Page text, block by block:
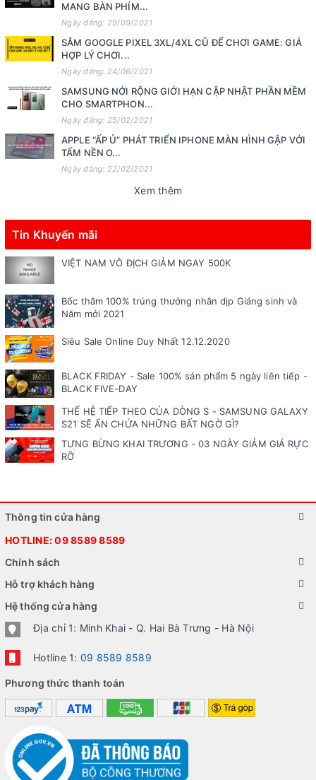
MANG BÀN PHÍM...
Ngày đăng: 29/09/2021
SẮM GOOGLE PIXEL 3XL/4XL CŨ ĐỂ CHƠI GAME: GIÁ
HỢP LÝ CHƠI...
Ngày đăng: 24/06/2021
SAMSUNG NỚI RỘNG GIỚI HẠN CẬP NHẬT PHẦN MỀM
CHO SMARTPHON...
Ngày đăng: 25/02/2021
APPLE “ẤP Ủ” PHÁT TRIỂN IPHONE MÀN HÌNH GẬP VỚI
TẤM NỀN O...
Ngày đăng: 22/02/2021
Xem thêm
Tin Khuyến mãi
VIỆT NAM VÔ ĐỊCH GIẢM NGAY 500K
Bốc thăm 100% trúng thưởng nhân dịp Giáng sinh và
Năm mới 2021
Siêu Sale Online Duy Nhất 12.12.2020
BLACK FRIDAY - Sale 100% sản phẩm 5 ngày liên tiếp -
BLACK FIVE-DAY
THẾ HỆ TIẾP THEO CỦA DÒNG S - SAMSUNG GALAXY
S21 SẼ ẨN CHỨA NHỮNG BẤT NGỜ GÌ?
TƯNG BỪNG KHAI TRƯƠNG - 03 NGÀY GIẢM GIÁ RỰC
RỠ
Thông tin cửa hàng
HOTLINE:09 8589 8589
Chính sách
Hỗ trợ khách hàng
Hệ thống cửa hàng
Địa chỉ 1: Minh Khai - Q. Hai Bà Trưng - Hà Nội
Hotline 1: 09 8589 8589
Phương thức thanh toán